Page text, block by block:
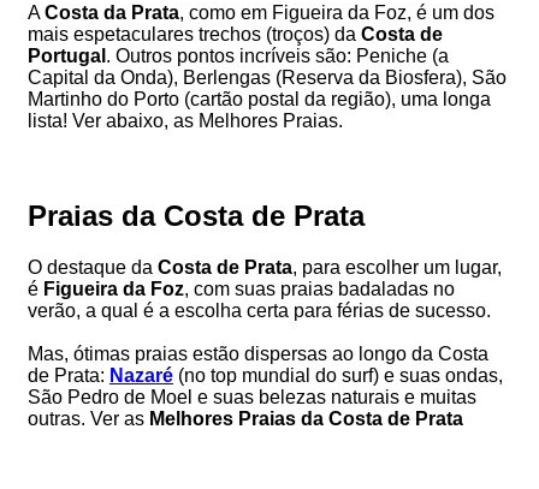
ACosta da Prata, como em Figueira da Foz, é um dos
mais espetaculares trechos (troços) da Costa de
Portugal . Outros pontos incríveis são: Peniche (a
Capital da Onda), Berlengas (Reserva da Biosfera), São
Martinho do Porto (cartão postal da região), uma longa
lista! Ver abaixo, as Melhores Praias.
Praias da Costa de Prata
O destaque da Costa de Prata, para escolher um lugar,
é Figueira da Foz, com suas praias badaladas no
verão, a qual é a escolha certa para férias de sucesso.
Mas, ótimas praias estão dispersas ao longo da Costa
de Prata: Nazaré (no top mundial do surf) e suas ondas,
São Pedro de Moel e suas belezas naturais e muitas
outras. Ver as Melhores Praias da Costa de Prata